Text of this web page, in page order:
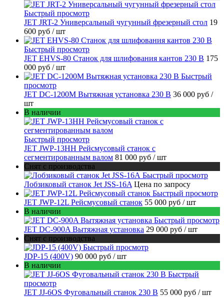
Быстрый просмотр
JET JRT-2 Универсальный чугунный фрезерный стол 19
600 руб / шт
Быстрый просмотр
JET EHVS-80 Станок для шлифования кантов 230 В 175
000 руб / шт
Быстрый
просмотр
JET DC-1200M Вытяжная установка 230 В 36 000 руб /
шт
В наличии
Быстрый просмотр
JET JWP-13HH Рейсмусовый станок с
сегментированным валом 81 000 руб / шт
Снят с производства
Быстрый просмотр
Лобзиковый станок Jet JSS-16A Цена по запросу
Быстрый просмотр
JET JWP-12L Рейсмусовый станок 55 000 руб / шт
В наличии
Быстрый просмотр
JET DC-900A Вытяжная установка 29 000 руб / шт
Снят с производства
Быстрый просмотр
JDP-15 (400V) 90 000 руб / шт
В наличии
Быстрый
просмотр
JET JJ-6OS Фуговальный станок 230 В 55 000 руб / шт